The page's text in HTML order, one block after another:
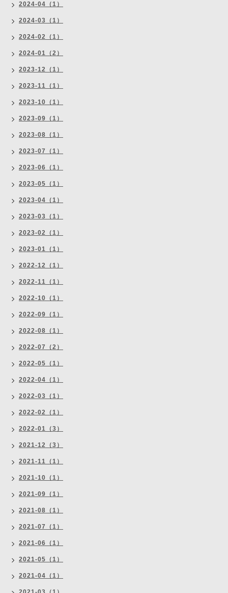
2024-04（1）
2024-03（1）
2024-02（1）
2024-01（2）
2023-12（1）
2023-11（1）
2023-10（1）
2023-09（1）
2023-08（1）
2023-07（1）
2023-06（1）
2023-05（1）
2023-04（1）
2023-03（1）
2023-02（1）
2023-01（1）
2022-12（1）
2022-11（1）
2022-10（1）
2022-09（1）
2022-08（1）
2022-07（2）
2022-05（1）
2022-04（1）
2022-03（1）
2022-02（1）
2022-01（3）
2021-12（3）
2021-11（1）
2021-10（1）
2021-09（1）
2021-08（1）
2021-07（1）
2021-06（1）
2021-05（1）
2021-04（1）